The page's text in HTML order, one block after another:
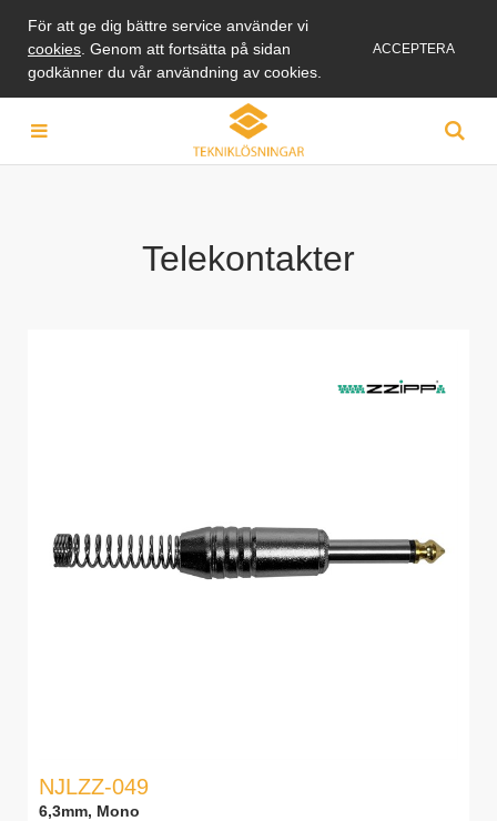
För att ge dig bättre service använder vi
cookies . Genom att fortsätta på sidan
godkänner du vår användning av cookies.
ACCEPTERA
Telekontakter
NJLZZ-049
6,3mm, Mono